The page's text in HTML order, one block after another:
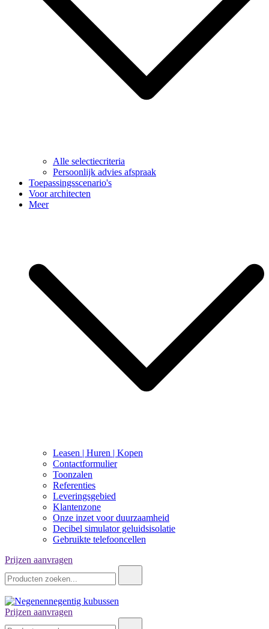
Alle selectiecriteria
Persoonlijk advies afspraak
Toepassingsscenario's
Voor architecten
Meer
Leasen | Huren | Kopen
Contactformulier
Toonzalen
Referenties
Leveringsgebied
Klantenzone
Onze inzet voor duurzaamheid
Decibel simulator geluidsisolatie
Gebruikte telefooncellen
Prijzen aanvragen
Prijzen aanvragen